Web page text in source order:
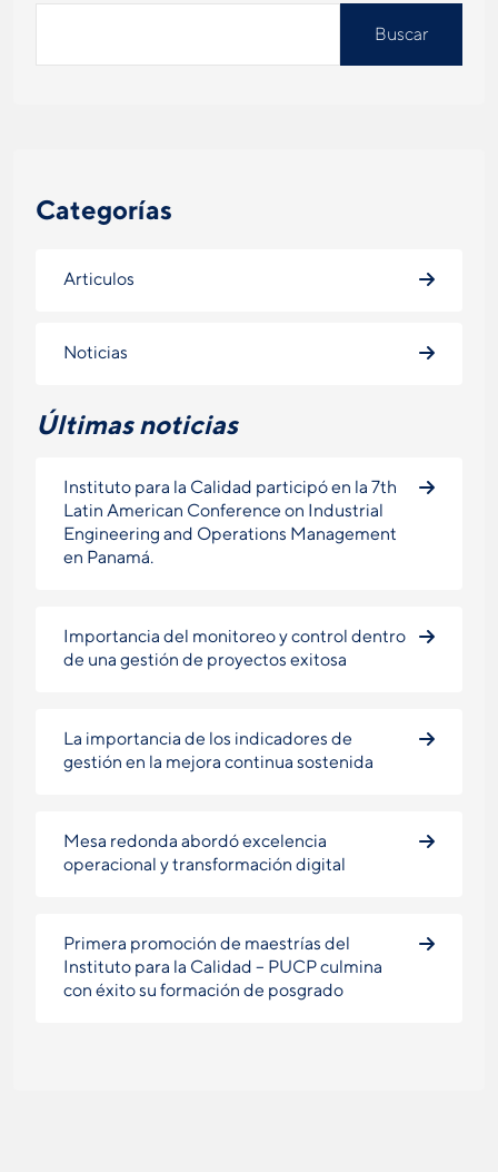
Buscar
Categorías
Articulos
Noticias
Últimas noticias
Instituto para la Calidad participó en la 7th
Latin American Conference on Industrial
Engineering and Operations Management
en Panamá.
Importancia del monitoreo y control dentro
de una gestión de proyectos exitosa
La importancia de los indicadores de
gestión en la mejora continua sostenida
Mesa redonda abordó excelencia
operacional y transformación digital
Primera promoción de maestrías del
Instituto para la Calidad – PUCP culmina
con éxito su formación de posgrado